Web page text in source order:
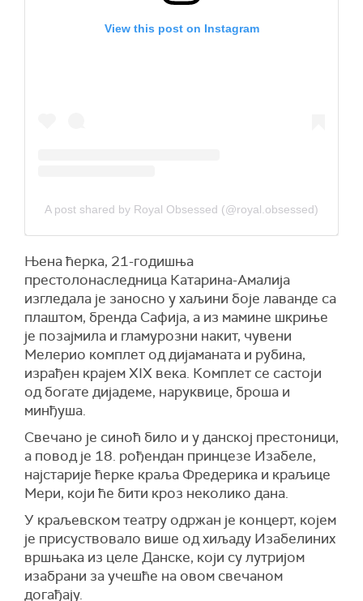
View this post on Instagram
A post shared by Royal Obsessed (@royal.obsessed)
Њена ћерка, 21-годишња
престолонаследница Катарина-Амалија
изгледала је заносно у хаљини боје лаванде са
плаштом, бренда Сафија, а из мамине шкриње
је позајмила и гламурозни накит, чувени
Мелерио комплет од дијаманата и рубина,
израђен крајем XIX века. Комплет се састоји
од богате дијадеме, наруквице, броша и
минђуша.
Свечано је синоћ било и у данској престоници,
а повод је 18. рођендан принцезе Изабеле,
најстарије ћерке краља Фредерика и краљице
Мери, који ће бити кроз неколико дана.
У краљевском театру одржан је концерт, којем
је присуствовало више од хиљаду Изабелиних
вршњака из целе Данске, који су лутријом
изабрани за учешће на овом свечаном
догађају.